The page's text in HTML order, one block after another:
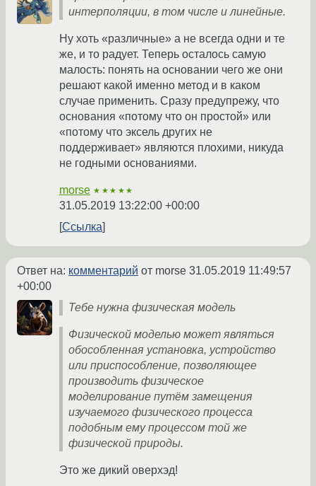
интерполяции, в том числе и линейные.
Ну хоть «различные» а не всегда одни и те
же, и то радует. Теперь осталось самую
малость: понять на основании чего же они
решают какой именно метод и в каком
случае применить. Сразу предупрежу, что
основания «потому что он простой» или
«потому что эксель других не
поддерживает» являются плохими, никуда
не годными основаниями.
morse ★★★★★
31.05.2019 13:22:00 +00:00
Ссылка
Ответ на: комментарий от morse 31.05.2019 11:49:57
+00:00
Тебе нужна физическая модель
Физической моделью может являться
обособленная установка, устройство
или приспособление, позволяющее
производить физическое
моделирование путём замещения
изучаемого физического процесса
подобным ему процессом той же
физической природы.
Это же дикий оверхэд!